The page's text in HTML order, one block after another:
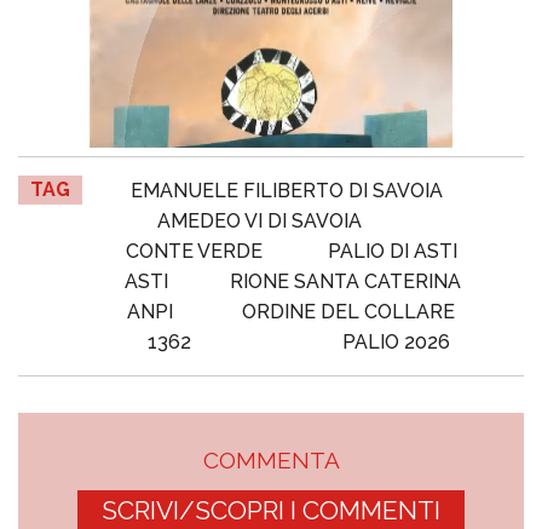
TAG
EMANUELE FILIBERTO DI SAVOIA
AMEDEO VI DI SAVOIA
CONTE VERDE
PALIO DI ASTI
ASTI
RIONE SANTA CATERINA
ANPI
ORDINE DEL COLLARE
1362
PALIO 2026
COMMENTA
SCRIVI/SCOPRI I COMMENTI